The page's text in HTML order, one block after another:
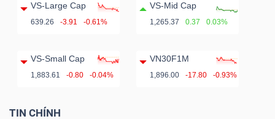
VS-Large Cap
639.26 -3.91 -0.61%
VS-Mid Cap
1,265.37 0.37 0.03%
VS-Small Cap
1,883.61 -0.80 -0.04%
VN30F1M
1,896.00 -17.80 -0.93%
TIN CHÍNH